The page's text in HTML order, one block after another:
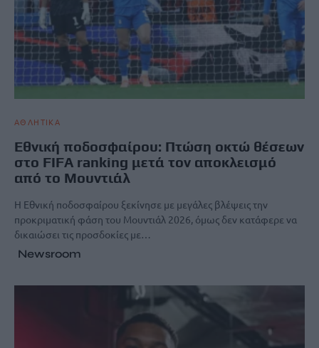
ΑΘΛΗΤΙΚΑ
Εθνική ποδοσφαίρου: Πτώση οκτώ θέσεων
στο FIFA ranking μετά τον αποκλεισμό
από το Μουντιάλ
Η Εθνική ποδοσφαίρου ξεκίνησε με μεγάλες βλέψεις την
προκριματική φάση του Μουντιάλ 2026, όμως δεν κατάφερε να
δικαιώσει τις προσδοκίες με…
Newsroom